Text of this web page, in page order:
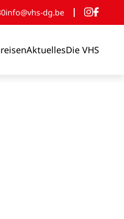
info@vhs-dg.be
AktuellesDie VHS